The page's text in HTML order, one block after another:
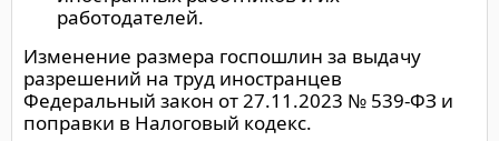
работодателей.
Изменение размера госпошлин за выдачу
разрешений на труд иностранцев
Федеральный закон от 27.11.2023 № 539-ФЗ и
поправки в Налоговый кодекс.